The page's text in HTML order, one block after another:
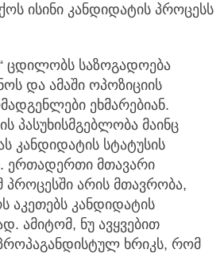
ისინი კანდიდატის პროცესს
ცდილობს საზოგადოება
და ამაში ოპოზიციის
ეხმარებიან.
პასუხისმგებლობა მაინც
კანდიდატის სტატუსის
ერთადერთი მთავარი
პროცესში არის მთავრობა,
კანდიდატის
ამიტომ, ნუ ავყვებით
ხრიკს, რომ